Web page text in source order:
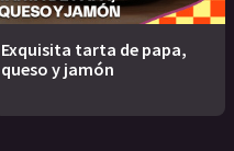
Exquisita tarta de papa,
queso y jamón